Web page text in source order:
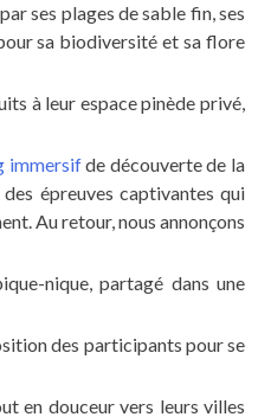
ses plages de sable fin, ses
sa biodiversité et sa flore
à leur espace pinède privé,
immersifde découverte de la
épreuves captivantes qui
Au retour, nous annonçons
nique, partagé dans une
des participants pour se
en douceur vers leurs villes